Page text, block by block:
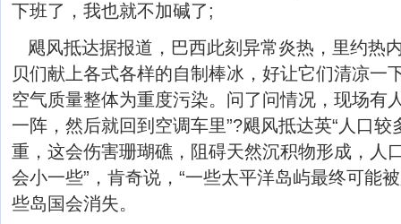
下班了，我也就不加碱了;
飓风抵达据报道，巴西此刻异常炎热，里约热
贝们献上各式各样的自制棒冰，好让它们清凉一
空气质量整体为重度污染。问了问情况，现场有
一阵，然后就回到空调车里”?飓风抵达英“人口
重，这会伤害珊瑚礁，阻碍天然沉积物形成，人
会小一些”，肯奇说，“一些太平洋岛屿最终可能
些岛国会消失。